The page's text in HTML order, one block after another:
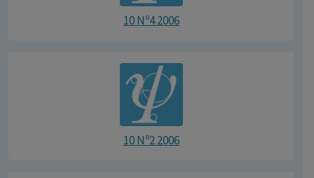
10 Nº4 2006
10 Nº2 2006